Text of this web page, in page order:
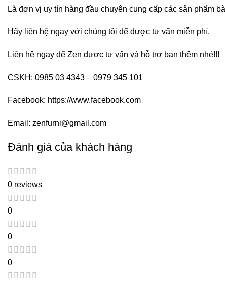
Là đơn vị uy tín hàng đầu chuyên cung cấp các sản phẩm
Hãy liên hệ ngay với chúng tôi để được tư vấn miễn phí.
Liên hệ ngay để Zen được tư vấn và hỗ trợ bạn thêm nhé!!!
CSKH: 0985 03 4343 – 0979 345 101
Facebook: https://www.facebook.com
Email: zenfurni@gmail.com
Đánh giá của khách hàng
0 reviews
0
0
0